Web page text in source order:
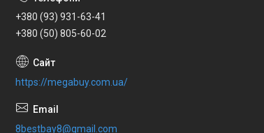
+380 (93) 931-63-41
+380 (50) 805-60-02
https://megabuy.com.ua/
8bestbay8@gmail.com